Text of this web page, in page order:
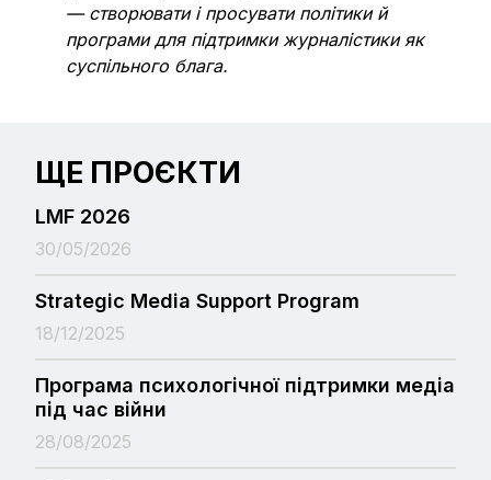
— створювати і просувати політики й
програми для підтримки журналістики як
суспільного блага.
ЩЕ ПРОЄКТИ
LMF 2026
30/05/2026
Strategic Media Support Program
18/12/2025
Програма психологічної підтримки медіа
під час війни
28/08/2025